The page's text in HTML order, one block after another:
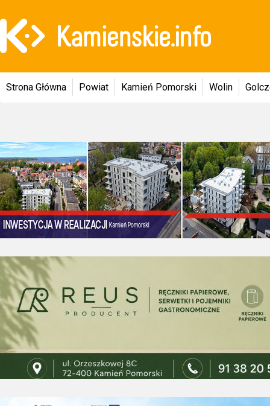
Strona Główna Powiat Kamień Pomorski Wolin